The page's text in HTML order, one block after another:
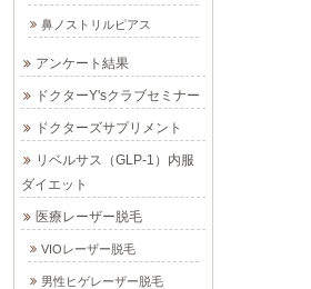
鼻ノストリルピアス
アンケート結果
ドクターY'sクラブセミナー
ドクターズサプリメント
リベルサス（GLP-1）内服
ダイエット
医療レーザー脱毛
VIOレーザー脱毛
男性ヒゲレーザー脱毛